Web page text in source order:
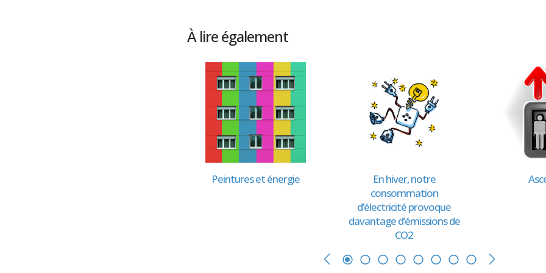
À lire également
Peintures et énergie
En hiver, notre
consommation
d’électricité provoque
davantage d’émissions de
CO2